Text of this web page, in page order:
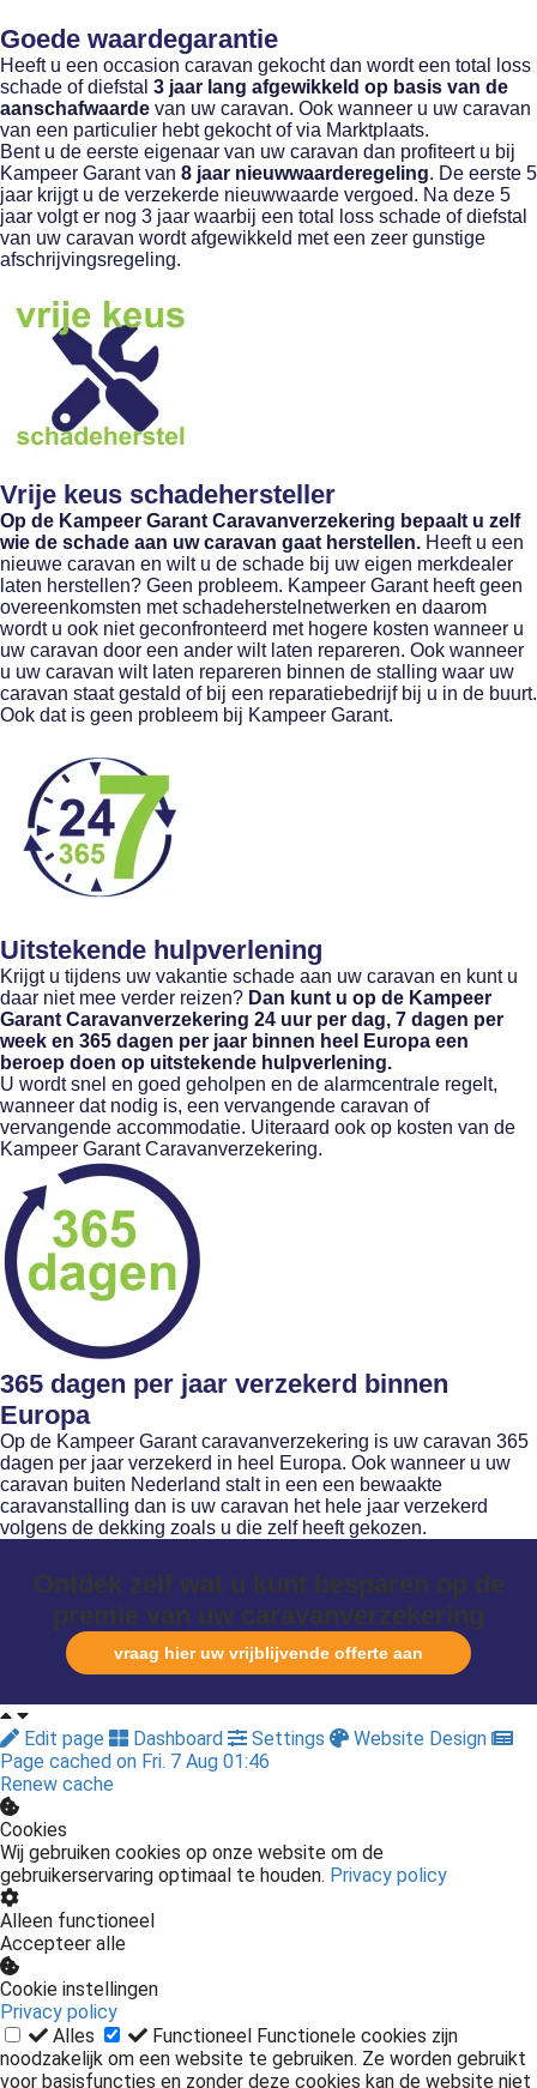
Goede waardegarantie
Heeft u een occasion caravan gekocht dan wordt een total loss
schade of diefstal 3 jaar lang afgewikkeld op basis van de
aanschafwaarde van uw caravan. Ook wanneer u uw caravan
van een particulier hebt gekocht of via Marktplaats.
Bent u de eerste eigenaar van uw caravan dan profiteert u bij
Kampeer Garant van 8 jaar nieuwwaarderegeling. De eerste 5
jaar krijgt u de verzekerde nieuwwaarde vergoed. Na deze 5
jaar volgt er nog 3 jaar waarbij een total loss schade of diefstal
van uw caravan wordt afgewikkeld met een zeer gunstige
afschrijvingsregeling.
Vrije keus schadehersteller
Op de Kampeer Garant Caravanverzekering bepaalt u zelf
wie de schade aan uw caravan gaat herstellen. Heeft u een
nieuwe caravan en wilt u de schade bij uw eigen merkdealer
laten herstellen? Geen probleem. Kampeer Garant heeft geen
overeenkomsten met schadeherstelnetwerken en daarom
wordt u ook niet geconfronteerd met hogere kosten wanneer u
uw caravan door een ander wilt laten repareren. Ook wanneer
u uw caravan wilt laten repareren binnen de stalling waar uw
caravan staat gestald of bij een reparatiebedrijf bij u in de buurt.
Ook dat is geen probleem bij Kampeer Garant.
Uitstekende hulpverlening
Krijgt u tijdens uw vakantie schade aan uw caravan en kunt u
daar niet mee verder reizen? Dan kunt u op de Kampeer
Garant Caravanverzekering 24 uur per dag, 7 dagen per
week en 365 dagen per jaar binnen heel Europa een
beroep doen op uitstekende hulpverlening.
U wordt snel en goed geholpen en de alarmcentrale regelt,
wanneer dat nodig is, een vervangende caravan of
vervangende accommodatie. Uiteraard ook op kosten van de
Kampeer Garant Caravanverzekering.
365 dagen per jaar verzekerd binnen
Europa
Op de Kampeer Garant caravanverzekering is uw caravan 365
dagen per jaar verzekerd in heel Europa. Ook wanneer u uw
caravan buiten Nederland stalt in een een bewaakte
caravanstalling dan is uw caravan het hele jaar verzekerd
volgens de dekking zoals u die zelf heeft gekozen.
Ontdek zelf wat u kunt besparen op de
premie van uw caravanverzekering
vraag hier uw vrijblijvende offerte aan
Edit page Dashboard Settings
Website Design
Page cached on Fri. 7 Aug 01:46
Renew cache
Cookies
Wij gebruiken cookies op onze website om de
gebruikerservaring optimaal te houden. Privacy policy
Alleen functioneel
Accepteer alle
Cookie instellingen
Privacy policy
Alles
Functioneel Functionele cookies zijn
noodzakelijk om een website te gebruiken. Ze worden gebruikt
voor basisfuncties en zonder deze cookies kan de website niet